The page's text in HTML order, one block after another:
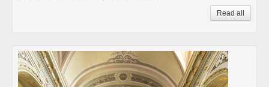
Read all